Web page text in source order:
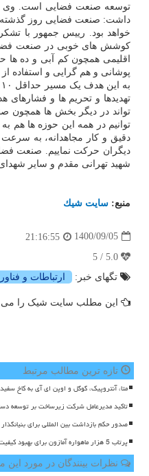
توسعه صنعت فضایی است. وی با
داشت: صنعت فضایی روز گذشته
خواهد بود. رییس جمهور با
کوشش های خوبی در صنعت
اقلیمی همچون کم آبی و ده ها
تهدیدها و تحریم ها و فشارهای
تواند در دیگر بخش ها همچون
دیگران حرکت نماییم. صنعت
شهید تهرانی مقدم و سایر
منبع: سایت شیك
1400/09/05
21:16:55
تگهای خبر:
ارتباطات و
این مطلب سایت شیک را می
تازه ترین مطالب مرتبط
متا، آنتروپیک، گوگل و اوپن ای آی به کاخ
تاکید مدیرعامل شرکت زیرساخت بر توسعه
صدور حکم بازداشت بین المللی برای
پرتاب 5 هزار ماهواره آمازون برای بهبود کیفیت اینترنت در جهان
نظرات بینندگان در مورد